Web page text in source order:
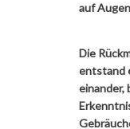
auf
Die
entstand
einander,